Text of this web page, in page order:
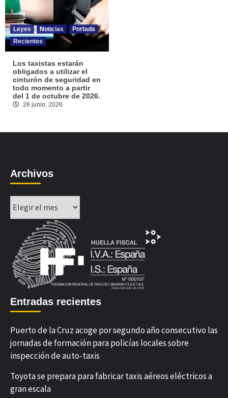
Leyes Noticias
Portada
Recientes
Los taxistas estarán
obligados a utilizar el
cinturón de seguridad en
todo momento a partir
del 1 de octubre de 2026.
26 junio, 2026
Archivos
Entradas recientes
Puerto de la Cruz acoge por segundo año consecutivo las
jornadas de formación para policías locales sobre
inspección de auto-taxis
Toyota se prepara para fabricar taxis aéreos eléctricos a
gran escala